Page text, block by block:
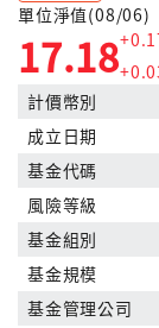
單位淨值(08/06)
17.18
計價幣別
成立日期
基金代碼
風險等級
基金組別
基金規模
基金管理公司